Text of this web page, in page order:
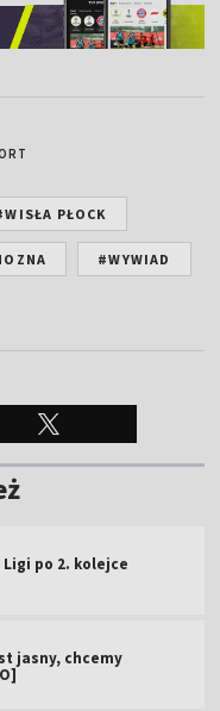
PŁOCK
#WYWIAD
po 2. kolejce
jasny, chcemy